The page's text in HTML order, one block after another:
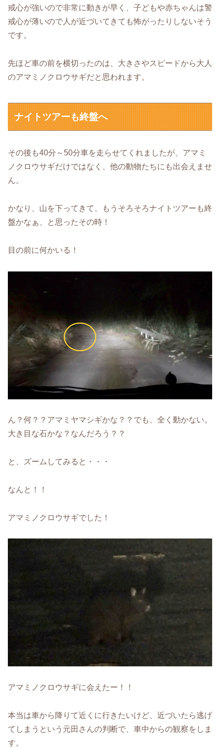
戒心が強いので非常に動きが早く、子どもや赤ちゃんは警
戒心が薄いので人が近づいてきても怖がったりしないそう
です。
先ほど車の前を横切ったのは、大きさやスピードから大人
のアマミノクロウサギだと思われます。
ナイトツアーも終盤へ
その後も40分～50分車を走らせてくれましたが、アマミ
ノクロウサギだけではなく、他の動物たちにも出会えませ
ん。
かなり、山を下ってきて、もうそろそろナイトツアーも終
盤かなぁ、と思ったその時！
目の前に何かいる！
ん？何？？アマミヤマシギかな？？でも、全く動かない。
大き目な石かな？なんだろう？？
と、ズームしてみると・・・
なんと！！
アマミノクロウサギでした！
アマミノクロウサギに会えたー！！
本当は車から降りて近くに行きたいけど、近づいたら逃げ
てしまうという元田さんの判断で、車中からの観察をしま
す。